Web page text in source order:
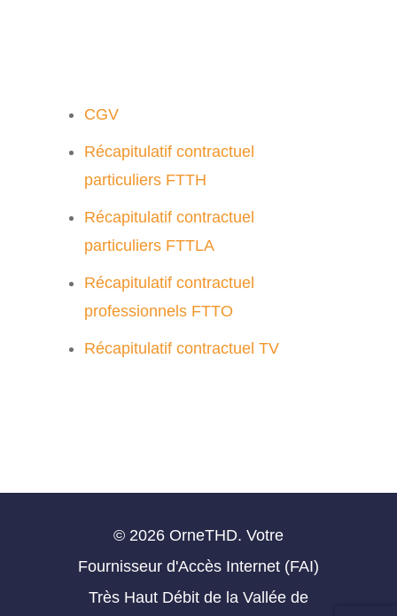
CGV
Récapitulatif contractuel
particuliers FTTH
Récapitulatif contractuel
particuliers FTTLA
Récapitulatif contractuel
professionnels FTTO
Récapitulatif contractuel TV
© 2026 OrneTHD. Votre
Fournisseur d'Accès Internet (FAI)
Très Haut Débit de la Vallée de